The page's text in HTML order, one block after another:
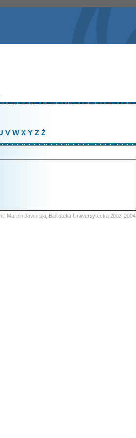
V W X Y Z Ż
Marcin Jaworski, Biblioteka Uniwersytecka 2003-2004.